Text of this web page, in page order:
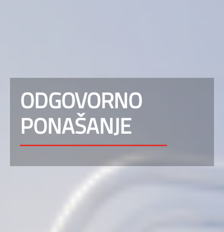
ODGOVORNO
PONAŠANJE